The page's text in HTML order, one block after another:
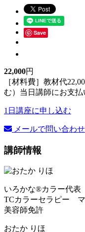
Save
22,000円
［材料費］教材代
む）当日講師にお支払
1日講座に申し込む
メールで問い合わ
講師情報
いろかな®カラー代表
TCカラーセラピー
美容師免許
おたか りほ